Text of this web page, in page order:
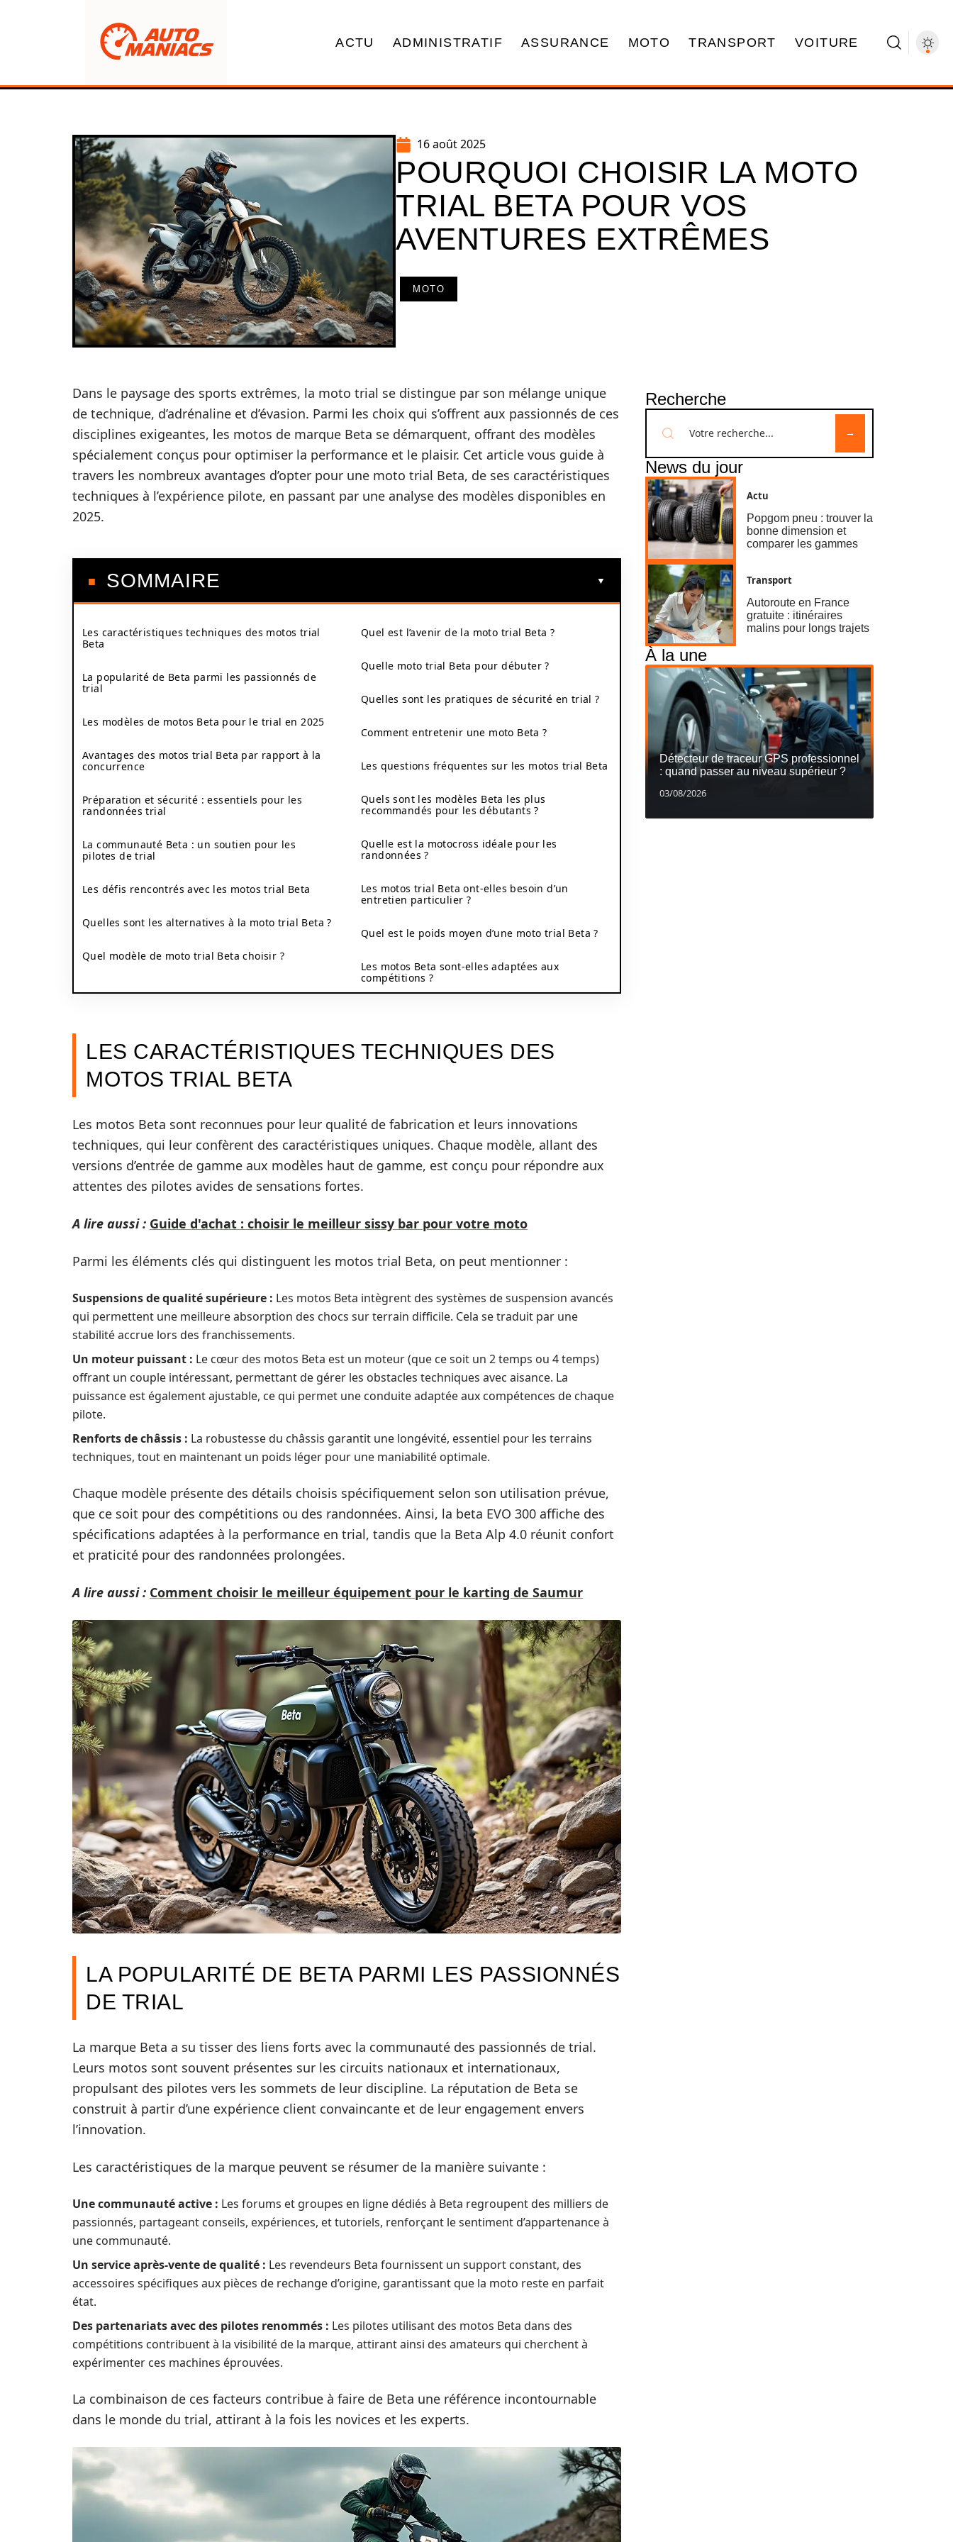
ACTU ADMINISTRATIF ASSURANCE MOTO TRANSPORT VOITURE
16 août 2025
POURQUOI CHOISIR LA MOTO
TRIAL BETA POUR VOS
AVENTURES EXTRÊMES
MOTO
Dans le paysage des sports extrêmes, la moto trial se distingue par son mélange unique
de technique, d’adrénaline et d’évasion. Parmi les choix qui s’offrent aux passionnés de ces
disciplines exigeantes, les motos de marque Beta se démarquent, offrant des modèles
spécialement conçus pour optimiser la performance et le plaisir. Cet article vous guide à
travers les nombreux avantages d’opter pour une moto trial Beta, de ses caractéristiques
techniques à l’expérience pilote, en passant par une analyse des modèles disponibles en
2025.
SOMMAIRE
Les caractéristiques techniques des motos trial
Beta
La popularité de Beta parmi les passionnés de
trial
Les modèles de motos Beta pour le trial en 2025
Avantages des motos trial Beta par rapport à la
concurrence
Préparation et sécurité : essentiels pour les
randonnées trial
La communauté Beta : un soutien pour les
pilotes de trial
Les défis rencontrés avec les motos trial Beta
Quelles sont les alternatives à la moto trial Beta ?
Quel modèle de moto trial Beta choisir ?
Quel est l’avenir de la moto trial Beta ?
Quelle moto trial Beta pour débuter ?
Quelles sont les pratiques de sécurité en trial ?
Comment entretenir une moto Beta ?
Les questions fréquentes sur les motos trial Beta
Quels sont les modèles Beta les plus
recommandés pour les débutants ?
Quelle est la motocross idéale pour les
randonnées ?
Les motos trial Beta ont-elles besoin d’un
entretien particulier ?
Quel est le poids moyen d’une moto trial Beta ?
Les motos Beta sont-elles adaptées aux
compétitions ?
LES CARACTÉRISTIQUES TECHNIQUES DES
MOTOS TRIAL BETA
Les motos Beta sont reconnues pour leur qualité de fabrication et leurs innovations
techniques, qui leur confèrent des caractéristiques uniques. Chaque modèle, allant des
versions d’entrée de gamme aux modèles haut de gamme, est conçu pour répondre aux
attentes des pilotes avides de sensations fortes.
A lire aussi : Guide d'achat : choisir le meilleur sissy bar pour votre moto
Parmi les éléments clés qui distinguent les motos trial Beta, on peut mentionner :
Suspensions de qualité supérieure : Les motos Beta intègrent des systèmes de suspension avancés
qui permettent une meilleure absorption des chocs sur terrain difficile. Cela se traduit par une
stabilité accrue lors des franchissements.
Un moteur puissant : Le cœur des motos Beta est un moteur (que ce soit un 2 temps ou 4 temps)
offrant un couple intéressant, permettant de gérer les obstacles techniques avec aisance. La
puissance est également ajustable, ce qui permet une conduite adaptée aux compétences de chaque
pilote.
Renforts de châssis : La robustesse du châssis garantit une longévité, essentiel pour les terrains
techniques, tout en maintenant un poids léger pour une maniabilité optimale.
Chaque modèle présente des détails choisis spécifiquement selon son utilisation prévue,
que ce soit pour des compétitions ou des randonnées. Ainsi, la beta EVO 300 affiche des
spécifications adaptées à la performance en trial, tandis que la Beta Alp 4.0 réunit confort
et praticité pour des randonnées prolongées.
A lire aussi : Comment choisir le meilleur équipement pour le karting de Saumur
LA POPULARITÉ DE BETA PARMI LES PASSIONNÉS
DE TRIAL
La marque Beta a su tisser des liens forts avec la communauté des passionnés de trial.
Leurs motos sont souvent présentes sur les circuits nationaux et internationaux,
propulsant des pilotes vers les sommets de leur discipline. La réputation de Beta se
construit à partir d’une expérience client convaincante et de leur engagement envers
l’innovation.
Les caractéristiques de la marque peuvent se résumer de la manière suivante :
Une communauté active : Les forums et groupes en ligne dédiés à Beta regroupent des milliers de
passionnés, partageant conseils, expériences, et tutoriels, renforçant le sentiment d’appartenance à
une communauté.
Un service après-vente de qualité : Les revendeurs Beta fournissent un support constant, des
accessoires spécifiques aux pièces de rechange d’origine, garantissant que la moto reste en parfait
état.
Des partenariats avec des pilotes renommés : Les pilotes utilisant des motos Beta dans des
compétitions contribuent à la visibilité de la marque, attirant ainsi des amateurs qui cherchent à
expérimenter ces machines éprouvées.
La combinaison de ces facteurs contribue à faire de Beta une référence incontournable
dans le monde du trial, attirant à la fois les novices et les experts.
Recherche
News du jour
Actu
Popgom pneu : trouver la
bonne dimension et
comparer les gammes
Transport
Autoroute en France
gratuite : itinéraires
malins pour longs trajets
À la une
Détecteur de traceur GPS professionnel
: quand passer au niveau supérieur ?
03/08/2026